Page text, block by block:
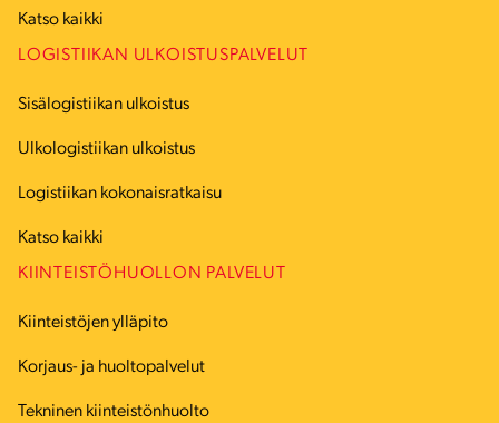
Katso kaikki
LOGISTIIKAN ULKOISTUSPALVELUT
Sisälogistiikan ulkoistus
Ulkologistiikan ulkoistus
Logistiikan kokonaisratkaisu
Katso kaikki
KIINTEISTÖHUOLLON PALVELUT
Kiinteistöjen ylläpito
Korjaus- ja huoltopalvelut
Tekninen kiinteistönhuolto